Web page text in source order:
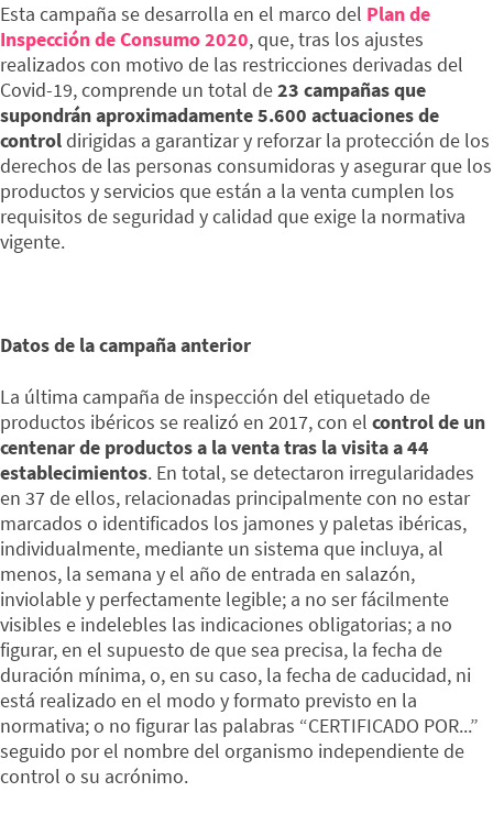
Esta campaña se desarrolla en el marco del Plan de
Inspección de Consumo 2020, que, tras los ajustes
realizados con motivo de las restricciones derivadas del
Covid-19, comprende un total de23 campañas que
supondrán aproximadamente 5.600 actuaciones de
controldirigidas a garantizar y reforzar la protección de los
derechos de las personas consumidoras y asegurar que los
productos y servicios que están a la venta cumplen los
requisitos de seguridad y calidad que exige la normativa
vigente.
Datos de la campaña anterior
La última campaña de inspección del etiquetado de
productos ibéricos se realizó en 2017, con el control de un
centenar de productos a la venta tras la visita a 44
establecimientos. En total, se detectaron irregularidades
en 37 de ellos, relacionadas principalmente con no estar
marcados o identificados los jamones y paletas ibéricas,
individualmente, mediante un sistema que incluya, al
menos, la semana y el año de entrada en salazón,
inviolable y perfectamente legible; a no ser fácilmente
visibles e indelebles las indicaciones obligatorias; a no
figurar, en el supuesto de que sea precisa, la fecha de
duración mínima, o, en su caso, la fecha de caducidad, ni
está realizado en el modo y formato previsto en la
normativa; o no figurar las palabras “CERTIFICADO POR...”
seguido por el nombre del organismo independiente de
control o su acrónimo.